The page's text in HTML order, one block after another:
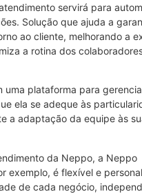
servirá para
Solução que ajuda a
ao cliente, melhorando a
a rotina dos
uma plataforma para
ela se adeque às
a adaptação da equipe às
da Neppo, a Neppo
exemplo, é flexível e
de cada negócio,